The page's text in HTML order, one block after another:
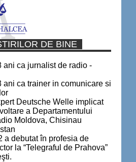
DE BINE
ani ca jurnalist de radio -
ani ca trainer in comunicare si
Deutsche Welle implicat
a Departamentului
Moldova, Chisinau
a debutat în profesia de
la “Telegraful de Prahova”